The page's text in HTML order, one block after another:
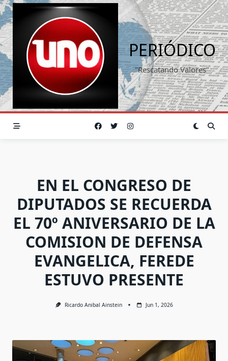
Saltar
al
contenido
PERIÓDICO
"Rescatando Valores"
EN EL CONGRESO DE
DIPUTADOS SE RECUERDA
EL 70º ANIVERSARIO DE LA
COMISION DE DEFENSA
EVANGELICA, FEREDE
ESTUVO PRESENTE
Ricardo Anibal Ainstein Jun 1, 2026